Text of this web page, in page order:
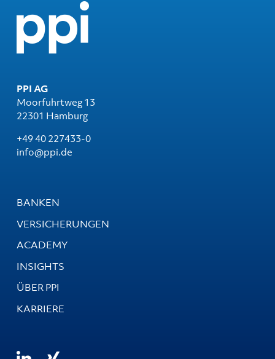
PPI AG
Moorfuhrtweg 13
22301 Hamburg
+49 40 227433-0
info@ppi.de
BANKEN
VERSICHERUNGEN
ACADEMY
INSIGHTS
ÜBER PPI
KARRIERE